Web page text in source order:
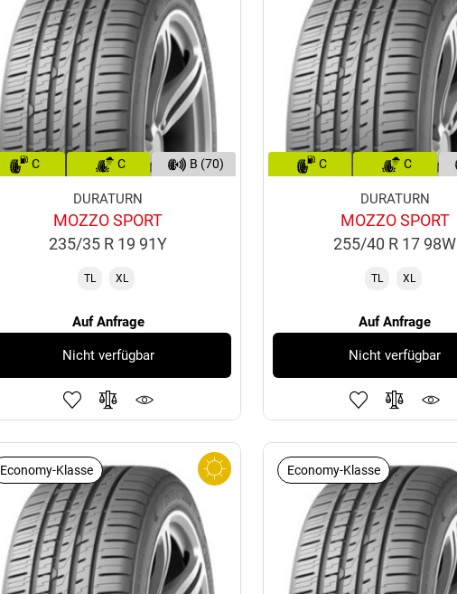
C C B (70)
DURATURN
MOZZO SPORT
235/35 R 19 91Y
TL XL
Auf Anfrage
Nicht verfügbar
C C
DURATURN
MOZZO SPORT
255/40 R 17 98W
TL XL
Auf Anfrage
Nicht verfügbar
Economy-Klasse Economy-Klasse